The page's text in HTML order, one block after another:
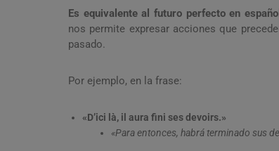
Es equivalente al futuro perfecto en español
nos permite expresar acciones que
pasado.
Por ejemplo, en la frase:
«D’ici là, il aura fini ses devoirs.»
«Para entonces, habrá terminado sus